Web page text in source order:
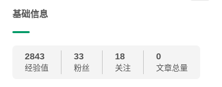
基础信息
2843
经验值
33
粉丝
18
关注
0
文章总量